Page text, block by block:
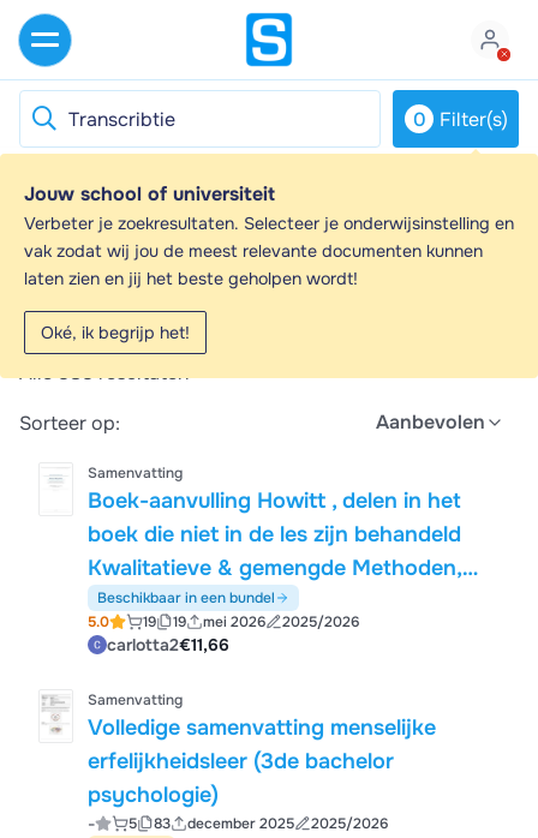
0 Filter(s)
Jouw school of universiteit
Verbeter je zoekresultaten. Selecteer je onderwijsinstelling en
vak zodat wij jou de meest relevante documenten kunnen
laten zien en jij het beste geholpen wordt!
Oké, ik begrijp het!
Transcribtie - Samenvattingen en
Aantekeningen
Op zoek naar een samenvatting over Transcribtie? Op
deze pagina vind je 585 samenvattingen over
Transcribtie.
Alle585resultaten
Sorteer op:
Aanbevolen
Samenvatting
Boek-aanvulling Howitt , delen in het
boek die niet in de les zijn behandeld
Kwalitatieve & gemengde Methoden,
methoden deel 2 | KU Leuven | 2025/26
Beschikbaar in een bundel
5.0
19 19 mei 2026 2025/2026
carlotta2€11,66
Samenvatting
Volledige samenvatting menselijke
erfelijkheidsleer (3de bachelor
psychologie)
- 5 83 december 2025 2025/2026